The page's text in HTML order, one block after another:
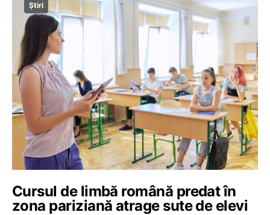
Știri
Cursul de limbă română predat în
zona pariziană atrage sute de elevi